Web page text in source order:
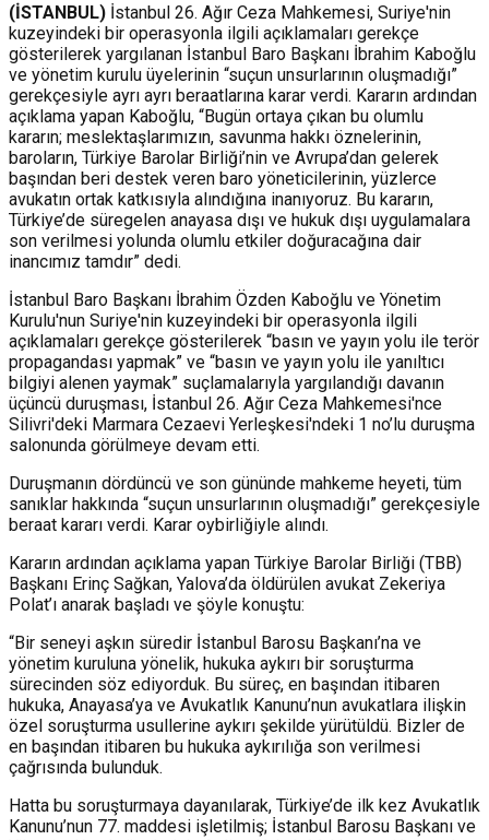
(İSTANBUL) İstanbul 26. Ağır Ceza Mahkemesi, Suriye'nin
kuzeyindeki bir operasyonla ilgili açıklamaları gerekçe
gösterilerek yargılanan İstanbul Baro Başkanı İbrahim Kaboğlu
ve yönetim kurulu üyelerinin “suçun unsurlarının oluşmadığı”
gerekçesiyle ayrı ayrı beraatlarına karar verdi. Kararın ardından
açıklama yapan Kaboğlu, “Bugün ortaya çıkan bu olumlu
kararın; meslektaşlarımızın, savunma hakkı öznelerinin,
baroların, Türkiye Barolar Birliği’nin ve Avrupa’dan gelerek
başından beri destek veren baro yöneticilerinin, yüzlerce
avukatın ortak katkısıyla alındığına inanıyoruz. Bu kararın,
Türkiye’de süregelen anayasa dışı ve hukuk dışı uygulamalara
son verilmesi yolunda olumlu etkiler doğuracağına dair
inancımız tamdır” dedi.
İstanbul Baro Başkanı İbrahim Özden Kaboğlu ve Yönetim
Kurulu'nun Suriye'nin kuzeyindeki bir operasyonla ilgili
açıklamaları gerekçe gösterilerek “basın ve yayın yolu ile terör
propagandası yapmak” ve “basın ve yayın yolu ile yanıltıcı
bilgiyi alenen yaymak” suçlamalarıyla yargılandığı davanın
üçüncü duruşması, İstanbul 26. Ağır Ceza Mahkemesi'nce
Silivri'deki Marmara Cezaevi Yerleşkesi'ndeki 1 no’lu duruşma
salonunda görülmeye devam etti.
Duruşmanın dördüncü ve son gününde mahkeme heyeti, tüm
sanıklar hakkında “suçun unsurlarının oluşmadığı” gerekçesiyle
beraat kararı verdi. Karar oybirliğiyle alındı.
Kararın ardından açıklama yapan Türkiye Barolar Birliği (TBB)
Başkanı Erinç Sağkan, Yalova’da öldürülen avukat Zekeriya
Polat’ı anarak başladı ve şöyle konuştu:
“Bir seneyi aşkın süredir İstanbul Barosu Başkanı’na ve
yönetim kuruluna yönelik, hukuka aykırı bir soruşturma
sürecinden söz ediyorduk. Bu süreç, en başından itibaren
hukuka, Anayasa’ya ve Avukatlık Kanunu’nun avukatlara ilişkin
özel soruşturma usullerine aykırı şekilde yürütüldü. Bizler de
en başından itibaren bu hukuka aykırılığa son verilmesi
çağrısında bulunduk.
Hatta bu soruşturmaya dayanılarak, Türkiye’de ilk kez Avukatlık
Kanunu’nun 77. maddesi işletilmiş; İstanbul Barosu Başkanı ve